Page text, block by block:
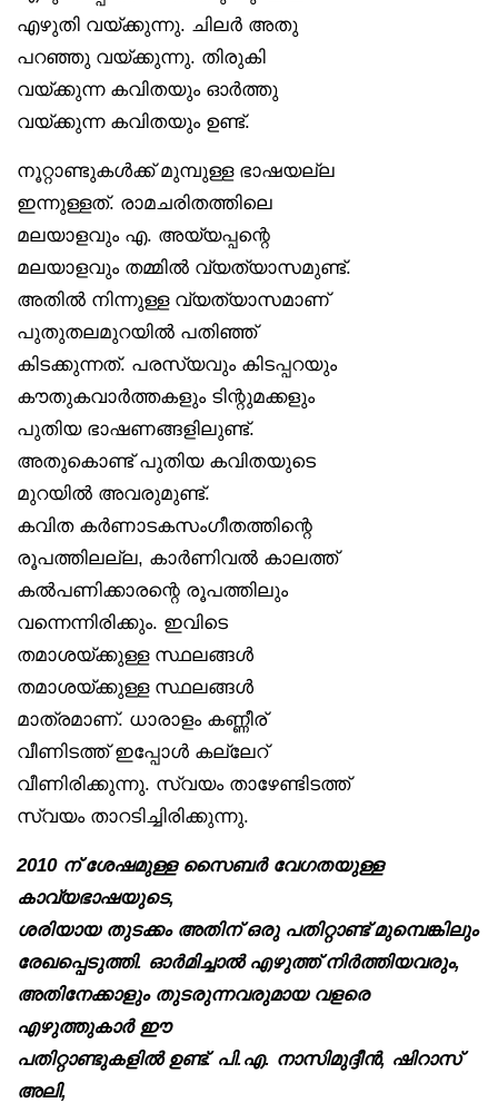
എഴുതി വയ്ക്കുന്നു. ചിലർ അതു
പറഞ്ഞു വയ്ക്കുന്നു. തിരുകി
വയ്ക്കുന്ന കവിതയും ഓർത്തു
വയ്ക്കുന്ന കവിതയും ഉണ്ട്.
നൂറ്റാണ്ടുകൾക്ക് മുമ്പുള്ള ഭാഷയല്ല
ഇന്നുള്ളത്. രാമചരിതത്തിലെ
മലയാളവും എ. അയ്യപ്പന്റെ
മലയാളവും തമ്മിൽ വ്യത്യാസമുണ്ട്.
അതിൽ നിന്നുള്ള വ്യത്യാസമാണ്
പുതുതലമുറയിൽ പതിഞ്ഞ്
കിടക്കുന്നത്. പരസ്യവും കിടപ്പറയും
കൗതുകവാർത്തകളും ടിന്റുമക്കളും
പുതിയ ഭാഷണങ്ങളിലുണ്ട്.
അതുകൊണ്ട് പുതിയ കവിതയുടെ
മുറയിൽ അവരുമുണ്ട്.
കവിത കർണാടകസംഗീതത്തിന്റെ
രൂപത്തിലല്ല, കാർണിവൽ കാലത്ത്
കൽപണിക്കാരന്റെ രൂപത്തിലും
വന്നെന്നിരിക്കും. ഇവിടെ
തമാശയ്ക്കുള്ള സ്ഥലങ്ങൾ
തമാശയ്ക്കുള്ള സ്ഥലങ്ങൾ
മാത്രമാണ്. ധാരാളം കണ്ണീര്
വീണിടത്ത് ഇപ്പോൾ കല്ലേറ്
വീണിരിക്കുന്നു. സ്വയം താഴേണ്ടിടത്ത്
സ്വയം താറടിച്ചിരിക്കുന്നു.
2010 ന് ശേഷമുള്ള സൈബർ വേഗതയുള്ള
കാവ്യഭാഷയുടെ,
ശരിയായ തുടക്കം അതിന് ഒരു പതിറ്റാണ്ട് മുമ്പെങ്കിലും
രേഖപ്പെടുത്തി. ഓർമിച്ചാൽ എഴുത്ത് നിർത്തിയവരും,
അതിനേക്കാളും തുടരുന്നവരുമായ വളരെ
എഴുത്തുകാർ ഈ
പതിറ്റാണ്ടുകളിൽ ഉണ്ട്. പി.എ. നാസിമുദ്ദീൻ, ഷിറാസ്
അലി,